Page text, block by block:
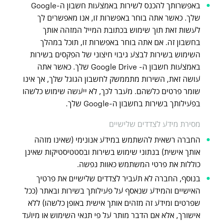
באפשרותך להכנס לשירות באמצעות חשבון ה-Google
שלך. כאשר אתה בוחר באפשרות זו, אנו מאפשרים לך
לעשות זאת תוך שימוש בכתובת המייל המזהה אותך
בחשבון זה. אם אתה בוחר באפשרות זו, תוכל במהלך
השימוש בשירות לבצע גיבוי חיצוני של הפקסים בשירות
באמצעות חשבון ה- Google Drive שלך. כאשר אתה
עושה זאת, השירות מתממשק לחשבון הגוגל שלך, אך אינו
שומר פרטים כלשהם. מעבר לכך, לא ייעשה שימוש כלשהו
בפעילותך בשירות בחשבון ה-Google שלך.
מסירת מידע לצדדים שלישיים
החברה רשאית להשתמש במידע אנונימי (שאינו מזהה
אותך אישית) בנתוני שימוש בשירות ובסטטיסטיקות שאינן
כוללות את פרטי המשתמש כאוות נפשה.
בנוסף, החברה לא תעביר לצדדים שלישיים את פרטיך
האישיים והמידע שנאסף על פעילותך בשירות ובאתר (ככל
שפרטים ומידע זה מזהים אותך אישית באופן כלשהו) ללא
אישורך, אלא אם הדבר מותר על פי תנאי השימוש או מיועד